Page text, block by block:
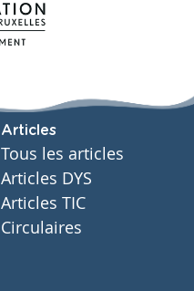
Articles
Tous les articles
Articles DYS
Articles TIC
Circulaires